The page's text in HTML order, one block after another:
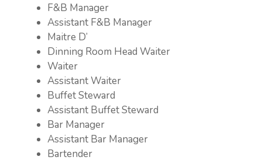
F&B Manager
Assistant F&B Manager
Maitre D’
Dinning Room Head Waiter
Waiter
Assistant Waiter
Buffet Steward
Assistant Buffet Steward
Bar Manager
Assistant Bar Manager
Bartender